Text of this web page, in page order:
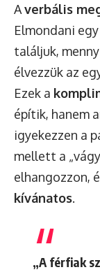
Averbális
Elmondani
találjuk,
élvezzük az
Ezek a
építik, hanem
igyekezzen a
mellett a
elhangozzon,
kívánatos.
„A férfiak